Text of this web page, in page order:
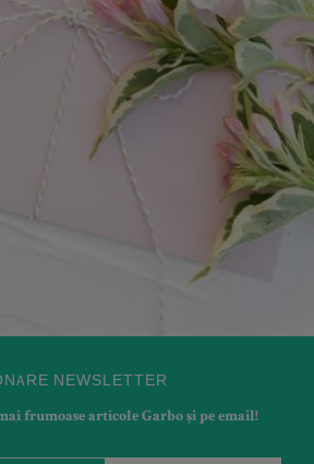
NEWSLETTER
frumoase articole Garbo și pe email!